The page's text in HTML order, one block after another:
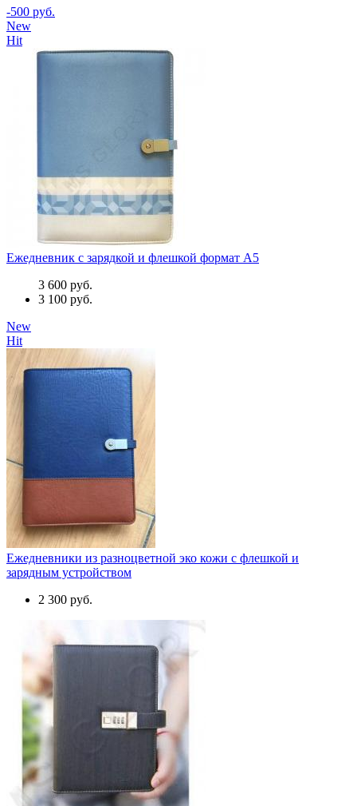
-500 руб.
New
Hit
Ежедневник с зарядкой и флешкой формат A5
3 600 руб.
3 100 руб.
New
Hit
Ежедневники из разноцветной эко кожи с флешкой и
зарядным устройством
2 300 руб.